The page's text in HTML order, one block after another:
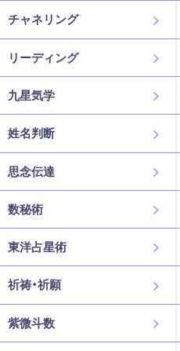
チャネリング
リーディング
九星気学
姓名判断
思念伝達
数秘術
東洋占星術
祈祷・祈願
紫微斗数